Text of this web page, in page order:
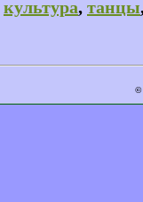
культура, танцы
©